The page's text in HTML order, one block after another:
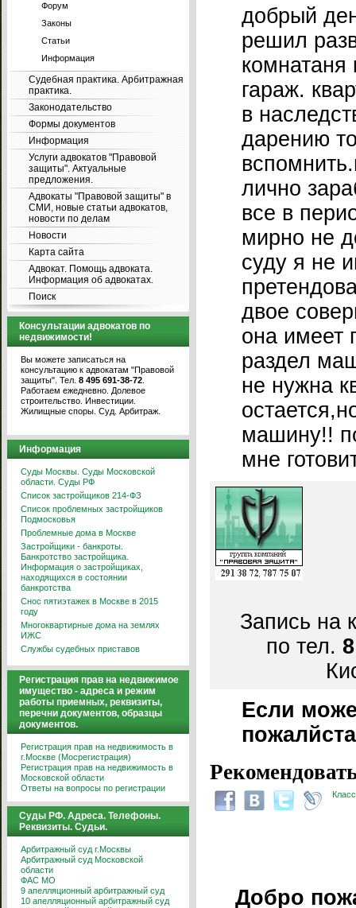
Форум
Законы
Статьи
Информация
Судебная практика. Арбитражная
практика.
Законодательство
Формы документов
Информация
Услуги адвокатов "Правовой
защиты". Актуальные
предложения.
Адвокаты "Правовой защиты" в
СМИ, новые статьи адвокатов,
новости по делам
Новости
Карта сайта
Адвокат. Помощь адвоката.
Информация об адвокатах.
Поиск
Консультации адвокатов по
недвижимости!
Вы можете записаться на
консультацию к адвокатам "Правовой
защиты". Тел. 8 495 691-38-72
Работаем ежедневно. Долевое
строительство. Инвестиции.
Жилищные споры. Суд. Арбитраж.
Информация
Суды Москвы. Суды Московской
области. Суды РФ
Список застройщиков 214-ФЗ
Список проблемных застройщиков
Подмосковья
Проблемные дома в Москве
Застройщики - банкроты.
Банкротство застройщика.
Информация о застройщиках,
находящихся в состоянии
банкротства
Снос пятиэтажек в Москве в 2015
году
Многоквартирные дома на землях
ИЖС
Службы судебных приставов
Регистрация прав на недвижимое
имущество - адреса и режим
работы приемных, реквизиты,
перечни документов, образцы
документов.
Регистрация прав на недвижимость в
г.Москве (Мосрегистрация)
Регистрация прав на недвижимость в
Московской области
Ответы на вопросы по регистрации
Суды РФ. Адреса. Телефоны.
Реквизиты. Судьи.
Арбитражный суд г.Москвы
Арбитражный суд Московской
области
ФАС МО
9 апелляционный арбитражный суд
10 апелляционный арбитражный суд
добрый
решил
гараж.
в
дарению
лично
все в
мирно не
суду я не
двое
она имеет
раздел
не нужна
машину!!
мне
Запись на
по тел.
Если
Добро